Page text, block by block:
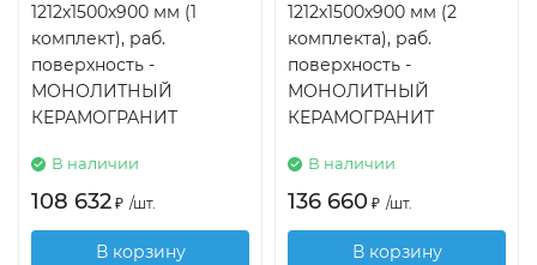
1212х1500х900 мм (1
комплект), раб.
поверхность -
МОНОЛИТНЫЙ
КЕРАМОГРАНИТ
В наличии
108 632 ₽ /шт.
В корзину
1212х1500х900 мм (2
комплекта), раб.
поверхность -
МОНОЛИТНЫЙ
КЕРАМОГРАНИТ
В наличии
136 660 ₽ /шт.
В корзину